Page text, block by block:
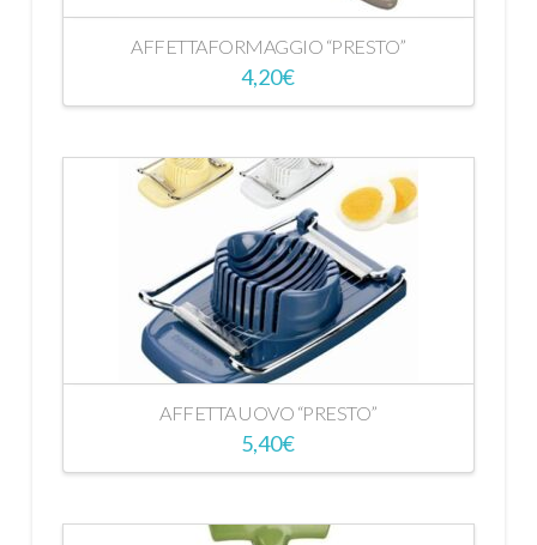
AFFETTAFORMAGGIO “PRESTO”
4,20€
AFFETTA UOVO “PRESTO”
5,40€